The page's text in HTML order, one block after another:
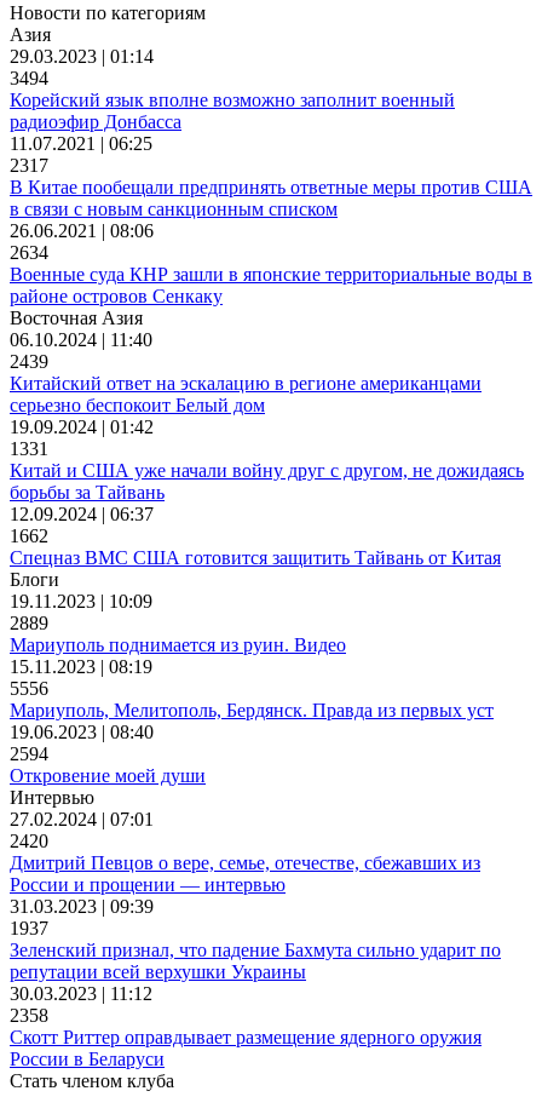
Новости по категориям
Азия
29.03.2023 | 01:14
3494
Корейский язык вполне возможно заполнит военный
радиоэфир Донбасса
11.07.2021 | 06:25
2317
В Китае пообещали предпринять ответные меры против США
в связи с новым санкционным списком
26.06.2021 | 08:06
2634
Военные суда КНР зашли в японские территориальные воды в
районе островов Сенкаку
Восточная Азия
06.10.2024 | 11:40
2439
Китайский ответ на эскалацию в регионе американцами
серьезно беспокоит Белый дом
19.09.2024 | 01:42
1331
Китай и США уже начали войну друг с другом, не дожидаясь
борьбы за Тайвань
12.09.2024 | 06:37
1662
Спецназ ВМС США готовится защитить Тайвань от Китая
Блоги
19.11.2023 | 10:09
2889
Мариуполь поднимается из руин. Видео
15.11.2023 | 08:19
5556
Мариуполь, Мелитополь, Бердянск. Правда из первых уст
19.06.2023 | 08:40
2594
Откровение моей души
Интервью
27.02.2024 | 07:01
2420
Дмитрий Певцов о вере, семье, отечестве, сбежавших из
России и прощении — интервью
31.03.2023 | 09:39
1937
Зеленский признал, что падение Бахмута сильно ударит по
репутации всей верхушки Украины
30.03.2023 | 11:12
2358
Скотт Риттер оправдывает размещение ядерного оружия
России в Беларуси
Стать членом клуба